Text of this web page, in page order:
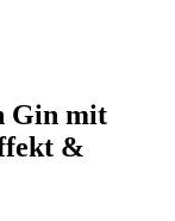
Gin mit
&